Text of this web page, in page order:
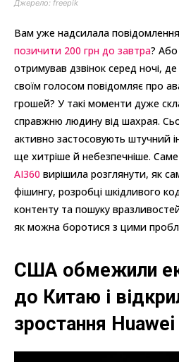
Джерело: freepik
Вам уже надсилала повідомлення
позичити 200 грн до завтра? Або
отримував дзвінок серед ночі,
своїм голосом повідомляє про
грошей? У такі моменти дуже
справжню людину від шахрая.
активно застосовують штучний
ще хитріше й небезпечніше.
AI360 вирішила розглянути, як
фішингу, розробці шкідливого
контенту та пошуку
як можна боротися з цими
США обмежили
до Китаю і
зростання Huawei